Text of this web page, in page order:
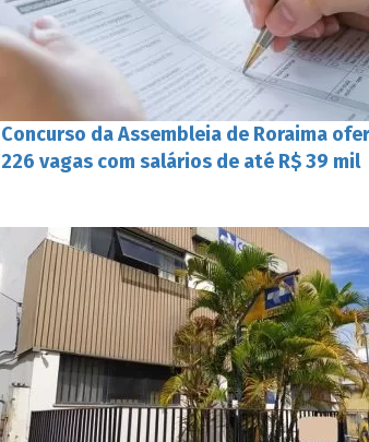
Concurso da Assembleia de Roraima
226 vagas com salários de até R$ 39 mil